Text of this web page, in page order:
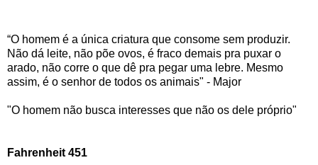
“O homem é a única criatura que consome sem produzir.
Não dá leite, não põe ovos, é fraco demais pra puxar o
arado, não corre o que dê pra pegar uma lebre. Mesmo
assim, é o senhor de todos os animais" - Major
"O homem não busca interesses que não os dele próprio"
Fahrenheit 451